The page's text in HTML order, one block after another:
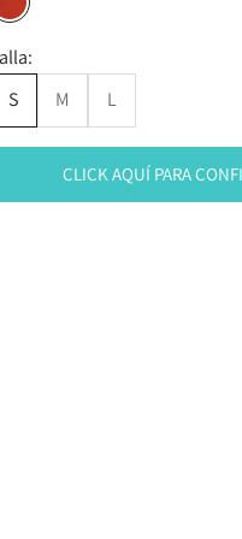
ROJO
S
M L
CLICK AQUÍ PARA